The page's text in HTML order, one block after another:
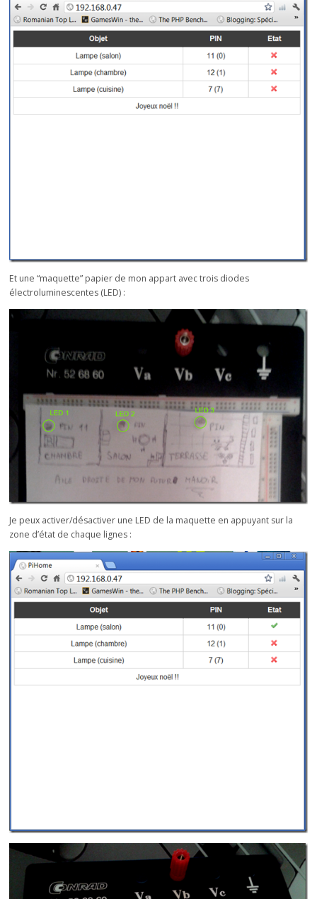
Et une “maquette” papier de mon appart avec trois diodes
électroluminescentes (LED) :
Je peux activer/désactiver une LED de la maquette en appuyant sur la
zone d’état de chaque lignes :